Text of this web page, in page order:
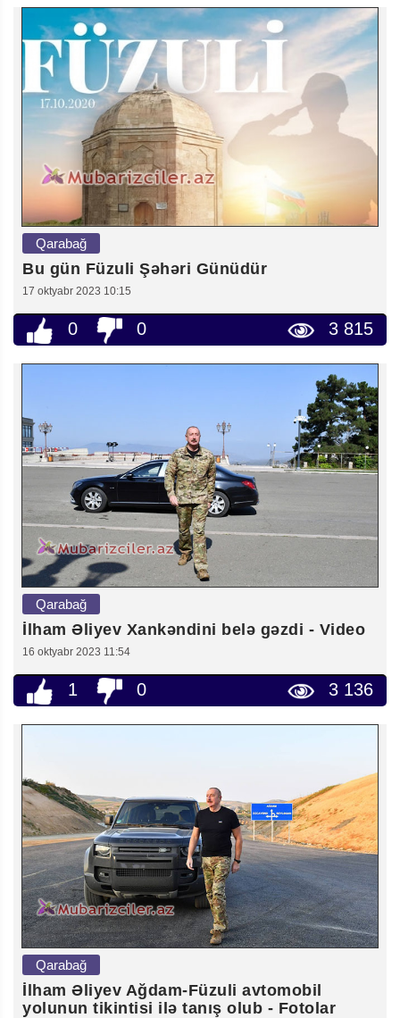
Qarabağ
Bu gün Füzuli Şəhəri Günüdür
17 oktyabr 2023 10:15
0 0 3 815
Qarabağ
İlham Əliyev Xankəndini belə gəzdi - Video
16 oktyabr 2023 11:54
1 0 3 136
Qarabağ
İlham Əliyev Ağdam-Füzuli avtomobil
yolunun tikintisi ilə tanış olub - Fotolar